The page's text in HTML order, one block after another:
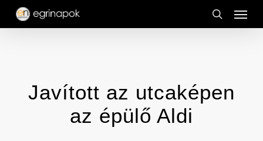
Skip
search
Menu
Javított az utcaképen
az épülő Aldi